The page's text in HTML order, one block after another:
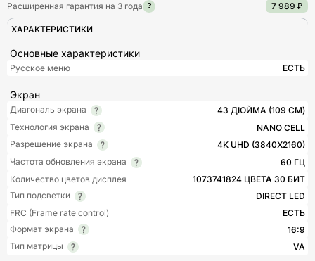
Расширенная гарантия на 3 года ? 7 989 ₽
ХАРАКТЕРИСТИКИ
Основные характеристики
Русское меню ЕСТЬ
Экран
Диагональ экрана
43 ДЮЙМА (109 СМ)
Технология экрана
NANO CELL
Разрешение экрана
4K UHD (3840X2160)
Частота обновления экрана
60 ГЦ
Количество цветов дисплея
1073741824 ЦВЕТА 30 БИТ
Тип подсветки
DIRECT LED
FRC (Frame rate control)
ЕСТЬ
Формат экрана
16:9
Тип матрицы
VA